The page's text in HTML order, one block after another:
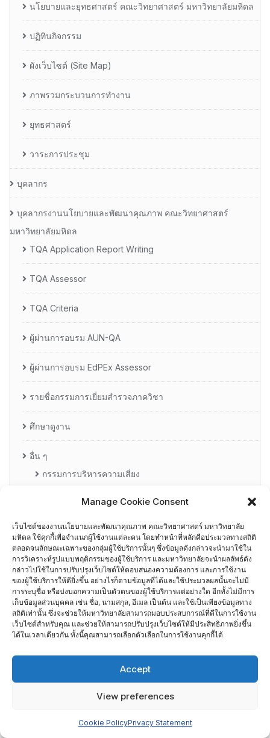
Manage Cookie Consent
เว็บไซต์ของงานนโยบายและพัฒนาคุณภาพ คณะวิทยาศาสตร์ มหาวิทยาลัย
มหิดล ใช้คุกกี้เพื่อจำแนกผู้ใช้งานแต่ละคน โดยทำหน้าที่หลักคือประมวลทางสถิติ
ตลอดจนลักษณะเฉพาะของกลุ่มผู้ใช้บริการนั้นๆ ซึ่งข้อมูลดังกล่าวจะนำมาใช้ใน
การวิเคราะห์รูปแบบพฤติกรรมของผู้ใช้บริการ และมหาวิทยาลัยจะนำผลลัพธ์ดัง
กล่าวไปใช้ในการปรับปรุงเว็บไซต์ให้ตอบสนองความต้องการ และการใช้งาน
ของผู้ใช้บริการให้ดียิ่งขึ้น อย่างไรก็ตามข้อมูลที่ได้และใช้ประมวลผลนั้นจะไม่มี
การระบุชื่อ หรือบ่งบอกความเป็นตัวตนของผู้ใช้บริการแต่อย่างใด อีกทั้งไม่มีการ
เก็บข้อมูลส่วนบุคคล เช่น ชื่อ, นามสกุล, อีเมล เป็นต้น และใช้เป็นเพียงข้อมูลทาง
สถิติเท่านั้น ซึ่งจะช่วยให้มหาวิทยาลัยสามารถมอบประสบการณ์ที่ดีในการใช้งาน
เว็บไซต์สำหรับคุณ และช่วยให้สามารถปรับปรุงเว็บไซต์ให้มีประสิทธิภาพยิ่งขึ้น
ได้ในเวลาเดียวกัน ทั้งนี้คุณสามารถเลือกตัวเลือกในการใช้งานคุกกี้ได้
Accept
View preferences
Cookie PolicyPrivacy Statement
นโยบายและยุทธศาสตร์ คณะวิทยาศาสตร์ มหาวิทยาลัยมหิดล
ปฏิทินกิจกรรม
ผังเว็บไซต์ (Site Map)
ภาพรวมกระบวนการทำงาน
ยุทธศาสตร์
วาระการประชุม
บุคลากร
บุคลากรงานนโยบายและพัฒนาคุณภาพ คณะวิทยาศาสตร์
มหาวิทยาลัยมหิดล
TQA Application Report Writing
TQA Assessor
TQA Criteria
ผู้ผ่านการอบรม AUN-QA
ผู้ผ่านการอบรม EdPEx Assessor
รายชื่อกรรมการเยี่ยมสำรวจภาควิชา
ศึกษาดูงาน
อื่น ๆ
กรรมการบริหารความเสี่ยง
การอบรมพัฒนาหัวหน้าภาควิชา (HDP)
คณะกรรมการรับเรื่องร้องเรียน
คณะผู้บริหารคณะวิทยาศาสตร์ ที่ผ่านการอบรมด้านพัฒนา
คุณภาพ
คณะผู้บริหารคณะวิทยาศาสตร์ ปี 2558- 2562
ผู้ตรวจประเมิน MUQD
ประกันคุณภาพภายนอก